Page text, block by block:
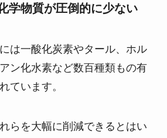
学物質が圧倒的に少ない
は一酸化炭素やタール、ホル
ン化水素など数百種類もの有
ています​。
らを大幅に削減できるとはい